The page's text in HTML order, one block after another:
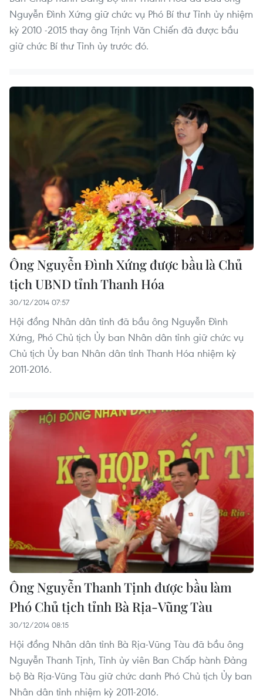
Nguyễn Đình Xứng giữ chức vụ Phó Bí thư Tỉnh ủy nhiệm
kỳ 2010 -2015 thay ông Trịnh Văn Chiến đã được bầu
giữ chức Bí thư Tỉnh ủy trước đó.
Ông Nguyễn Đình Xứng được bầu là Chủ
tịch UBND tỉnh Thanh Hóa
30/12/2014 07:57
Hội đồng Nhân dân tỉnh đã bầu ông Nguyễn Đình
Xứng, Phó Chủ tịch Ủy ban Nhân dân tỉnh giữ chức vụ
Chủ tịch Ủy ban Nhân dân tỉnh Thanh Hóa nhiệm kỳ
2011-2016.
Ông Nguyễn Thanh Tịnh được bầu làm
Phó Chủ tịch tỉnh Bà Rịa-Vũng Tàu
30/12/2014 08:15
Hội đồng Nhân dân tỉnh Bà Rịa-Vũng Tàu đã bầu ông
Nguyễn Thanh Tịnh, Tỉnh ủy viên Ban Chấp hành Đảng
bộ Bà Rịa-Vũng Tàu giữ chức danh Phó Chủ tịch Ủy ban
Nhân dân tỉnh nhiệm kỳ 2011-2016.